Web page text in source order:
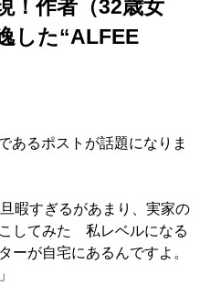
！作者（32歳女
した“ALFEE
あるポストが話題になりま
暇すぎるがあまり、実家の
してみた 私レベルになる
ーが自宅にあるんですよ。